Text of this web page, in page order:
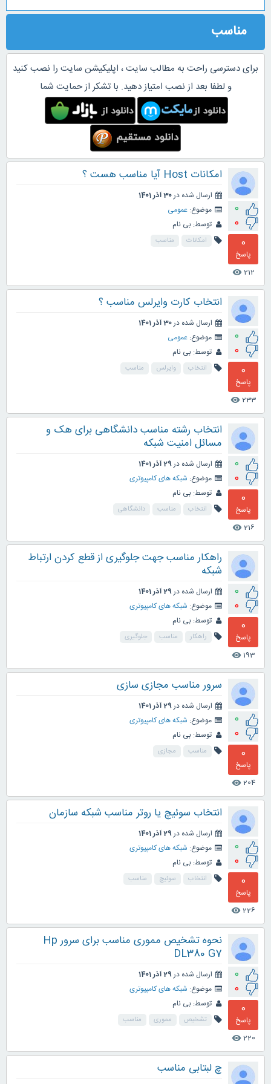
مناسب
برای دسترسی راحت به مطالب سایت ، اپلیکیشن سایت را نصب کنید
و لطفا بعد از نصب امتیاز دهید. با تشکر از حمایت شما
0
0
0
پاسخ
212
visibility
امکانات Host آیا مناسب هست ؟
ارسال شده در30 آذر 1401
موضوع: عمومی
توسط: بی نام
امکانات مناسب
0
0
0
پاسخ
233
visibility
انتخاب کارت وایرلس مناسب ؟
ارسال شده در30 آذر 1401
موضوع: عمومی
توسط: بی نام
انتخاب وایرلس مناسب
0
0
0
پاسخ
216
visibility
انتخاب رشته مناسب دانشگاهی برای هک و
مسائل امنیت شبکه
ارسال شده در29 آذر 1401
موضوع: شبکه های کامپیوتری
توسط: بی نام
انتخاب مناسب دانشگاهی
0
0
0
پاسخ
193
visibility
راهکار مناسب جهت جلوگیری از قطع کردن ارتباط
شبکه
ارسال شده در29 آذر 1401
موضوع: شبکه های کامپیوتری
توسط: بی نام
راهکار مناسب جلوگیری
0
0
0
پاسخ
204
visibility
سرور مناسب مجازی سازی
ارسال شده در29 آذر 1401
موضوع: شبکه های کامپیوتری
توسط: بی نام
مناسب مجازی
0
0
0
پاسخ
226
visibility
انتخاب سوئیچ یا روتر مناسب شبکه سازمان
ارسال شده در29 آذر 1401
موضوع: شبکه های کامپیوتری
توسط: بی نام
انتخاب سوئیچ مناسب
0
0
0
پاسخ
220
visibility
نحوه تشخیص مموری مناسب برای سرور Hp
DL380 G7
ارسال شده در29 آذر 1401
موضوع: شبکه های کامپیوتری
توسط: بی نام
تشخیص مموری مناسب
چ لبتابی مناسب